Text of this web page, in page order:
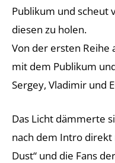
Publikum und scheut
diesen zu holen.
Von der ersten Reihe
mit dem Publikum
Sergey, Vladimir und
Das Licht dämmerte
nach dem Intro direkt
Dust“ und die Fans